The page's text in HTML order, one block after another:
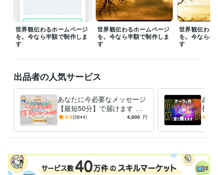
世界観伝わるホームページ
を。今なら半額で制作しま
す
世界観伝わるホームページ
を。今なら半額で制作しま
す
世界観伝わる
を。今なら半
す
出品者の人気サービス
あなたに今必要なメッセージ
【最短50分】で届けます 魂
格を上げ、妥協のない人生を
5.0(3844) 4,000 円
あな
長度
の、